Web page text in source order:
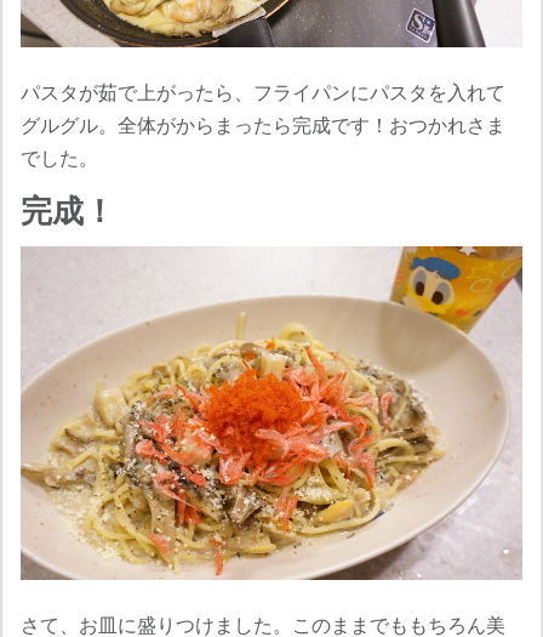
パスタが茹で上がったら、フライパンにパスタを入れて
グルグル。全体がからまったら完成です！おつかれさま
でした。
完成！
さて、お皿に盛りつけました。このままでももちろん美